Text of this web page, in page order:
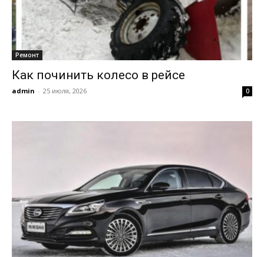
Ремонт
Как починить колесо в рейсе
admin - 25 июля, 2026 0